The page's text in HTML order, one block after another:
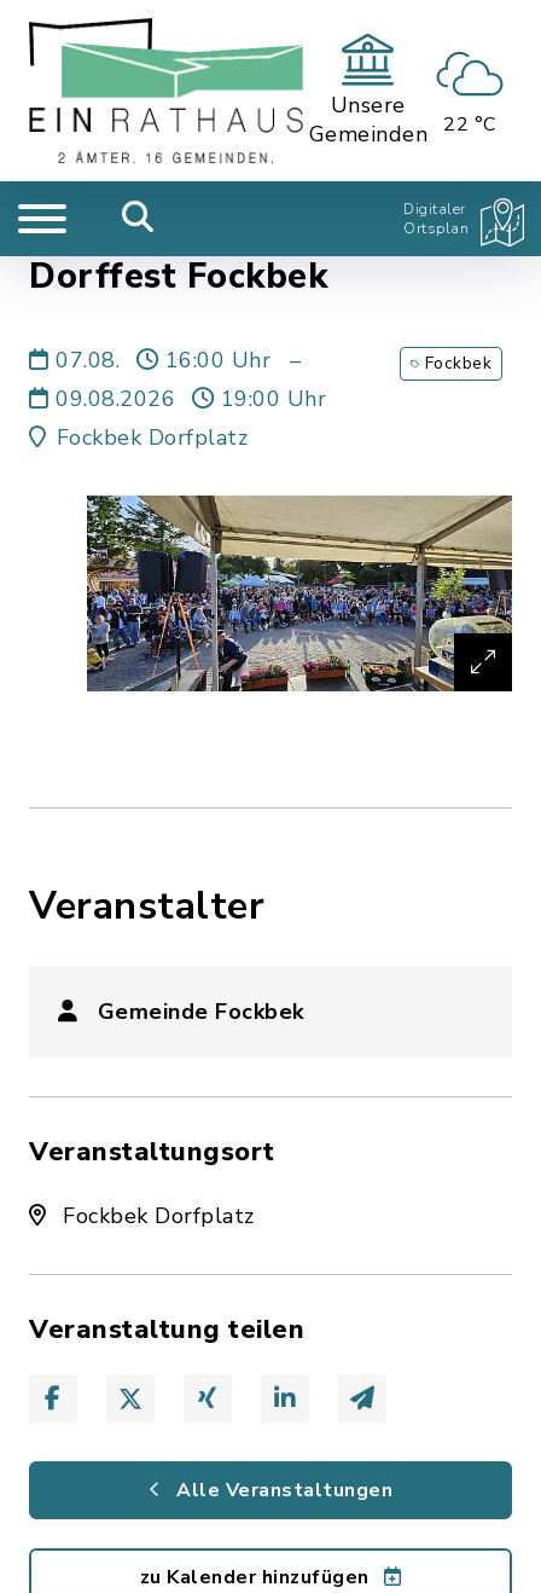
Unsere
Gemeinden
22 °C
Digitaler
Ortsplan
Dorffest Fockbek
07.08. 16:00 Uhr
–
09.08.2026
19:00 Uhr
Fockbek Dorfplatz
Fockbek
Veranstalter
Gemeinde Fockbek
Veranstaltungsort
Fockbek Dorfplatz
Veranstaltung teilen
Alle Veranstaltungen
zu Kalender hinzufügen